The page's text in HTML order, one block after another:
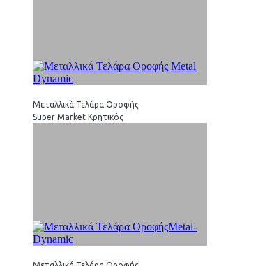
Μεταλλικά Τελάρα Οροφής
Super Market Κρητικός